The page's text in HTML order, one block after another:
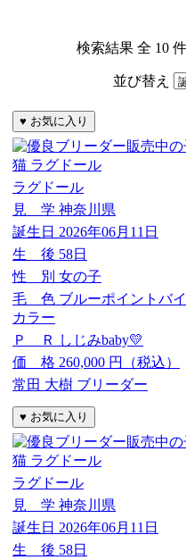
検索結果 全 10
並び替え
ラグドール
見 学 神奈川県
誕生日 2026年06月11日
生 後 58日
性 別 女の子
毛 色 ブルーポイントバイ
カラー
Ｐ Ｒ
しじみbaby💛
価 格 260,000 円（税込）
常田 大樹 ブリーダー
ラグドール
見 学 神奈川県
誕生日 2026年06月11日
生 後 58日